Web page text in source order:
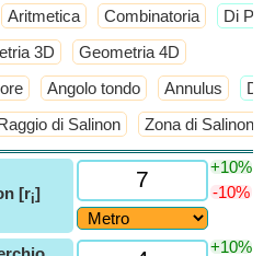
Aritmetica Combinatoria ​Di Più
3D Geometria 4D
Angolo tondo Annulus ​Di
di Salinon Zona di Salinon
[ri]
+10%
-10%
+10%